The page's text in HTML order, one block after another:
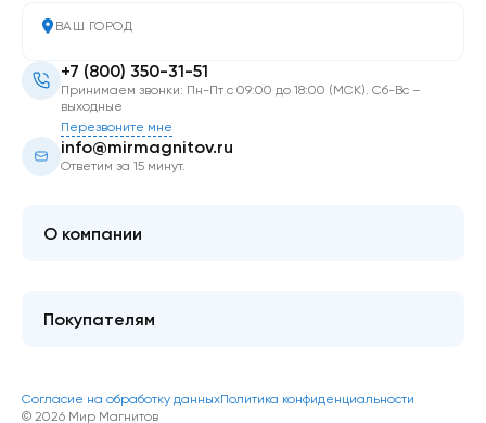
ВАШ ГОРОД
+7 (800) 350-31-51
Принимаем звонки: Пн-Пт с 09:00 до 18:00 (МСК). Сб-Вс –
выходные
Перезвоните мне
info@mirmagnitov.ru
Ответим за 15 минут.
Покупателям
О компании
Как оформить покупку
© 2026 Мир Магнитов
Согласие на обработку данныхПолитика конфиденциальности